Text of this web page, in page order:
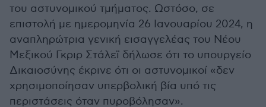
του αστυνομικού τμήματος. Ωστόσο, σε
επιστολή με ημερομηνία 26 Ιανουαρίου 2024, η
αναπληρώτρια γενική εισαγγελέας του Νέου
Μεξικού Γκριρ Στάλεϊ δήλωσε ότι το υπουργείο
Δικαιοσύνης έκρινε ότι οι αστυνομικοί «δεν
χρησιμοποίησαν υπερβολική βία υπό τις
περιστάσεις όταν πυροβόλησαν».